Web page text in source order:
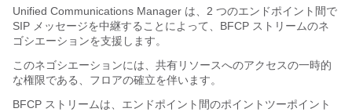
Unified Communications Manager は、2 つのエンドポイント間で
SIP メッセージを中継することによって、BFCP ストリームのネ
ゴシエーションを支援します。
このネゴシエーションには、共有リソースへのアクセスの一時的
な権限である、フロアの確立を伴います。
BFCP ストリームは、エンドポイント間のポイントツーポイント